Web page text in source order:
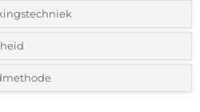
van het logo:
gewenste aantal in